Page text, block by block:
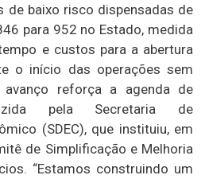
de baixo risco dispensadas de
para 952 no Estado, medida
e custos para a abertura
o início das operações sem
avanço reforça a agenda de
pela Secretaria de
(SDEC), que instituiu, em
de Simplificação e Melhoria
“Estamos construindo um